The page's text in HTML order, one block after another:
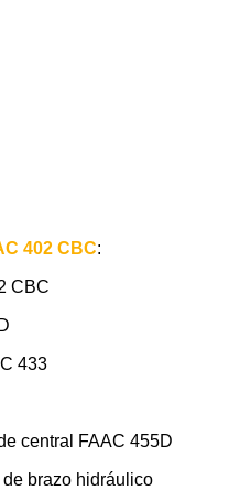
402 CBC:
CBC
433
central FAAC 455D
brazo hidráulico